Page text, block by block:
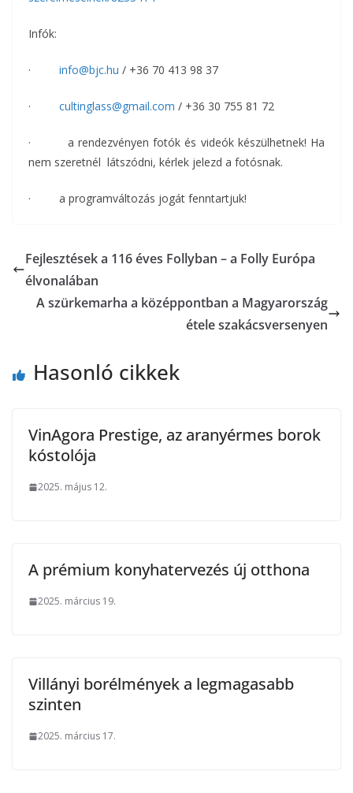
Infók:
· info@bjc.hu / +36 70 413 98 37
· cultinglass@gmail.com / +36 30 755 81 72
· a rendezvényen fotók és videók készülhetnek! Ha
nem szeretnél látszódni, kérlek jelezd a fotósnak.
· a programváltozás jogát fenntartjuk!
Fejlesztések a 116 éves Follyban – a Folly Európa
élvonalában
A szürkemarha a középpontban a Magyarország
étele szakácsversenyen
Hasonló cikkek
VinAgora Prestige, az aranyérmes borok
kóstolója
2025. május 12.
A prémium konyhatervezés új otthona
2025. március 19.
Villányi borélmények a legmagasabb
szinten
2025. március 17.